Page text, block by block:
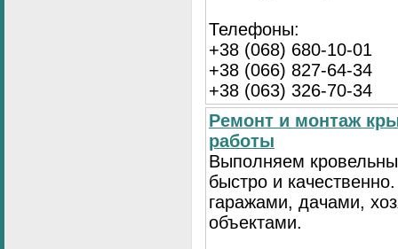
Телефоны:
+38 (068) 680-10-01
+38 (066) 827-64-34
+38 (063) 326-70-34
Ремонт и монтаж
работы
Выполняем
быстро и
гаражами, дачами,
объектами.